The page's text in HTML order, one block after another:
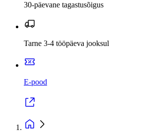
30-päevane tagastusõigus
Tarne 3-4 tööpäeva jooksul
E-pood